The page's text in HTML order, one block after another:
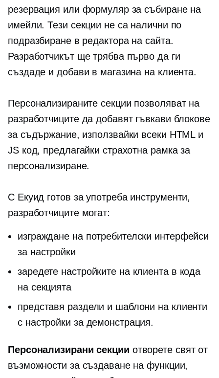
резервация или формуляр за събиране на
имейли. Тези секции не са налични по
подразбиране в редактора на сайта.
Разработчикът ще трябва първо да ги
създаде и добави в магазина на клиента.
Персонализираните секции позволяват на
разработчиците да добавят гъвкави блокове
за съдържание, използвайки всеки HTML и
JS код, предлагайки страхотна рамка за
персонализиране.
С Екуид готов за употребаинструменти,
разработчиците могат:
изграждане на потребителски интерфейси
за настройки
заредете настройките на клиента в кода
на секцията
представя раздели и шаблони на клиенти
с настройки за демонстрация.
Персонализирани секции отворете свят от
възможности за създаване на функции,